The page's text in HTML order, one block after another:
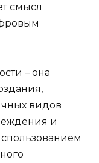
смысл
– она
видов
и